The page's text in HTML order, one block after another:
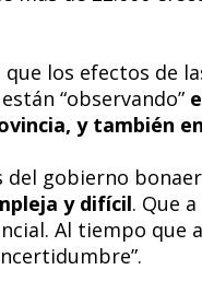
que los efectos de
“observando”
y también
del gobierno
y difícil. Que
Al tiempo que